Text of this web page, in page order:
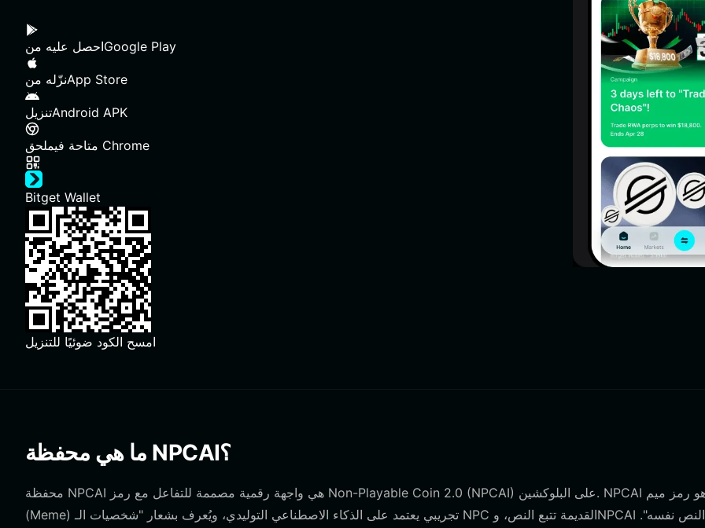
احصل عليه منGoogle Play
نزّله منApp Store
تنزيلAndroid APK
متاحة في ملحق Chrome
Bitget Wallet
امسح الكود ضوئيًا للتنزيل
ما هي محفظة NPCAI؟
محفظة NPCAI هي واجهة رقمية مصممة للتفاعل مع رمز Non-Playable Coin 2.0 (NPCAI) على البلوكشين. NPCAI هو رمز ميم
(Meme) تجريبي يعتمد على الذكاء الاصطناعي التوليدي، ويُعرف بشعار "شخصيات الـ NPC القديمة تتبع النص، وNPCAI هو النص نفسه".